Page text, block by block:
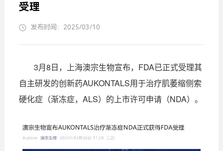
受理
发布时间：2025/03/10
3月8日，上海澳宗生物宣布，FDA已正式受理其
自主研发的创新药AUKONTALS用于治疗肌萎缩侧索
硬化症（渐冻症，ALS）的上市许可申请（NDA）。